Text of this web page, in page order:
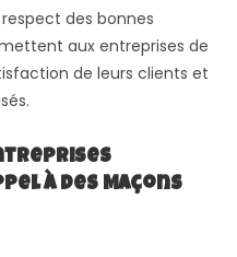
des bonnes
aux entreprises de
de leurs clients et
à des Maçons